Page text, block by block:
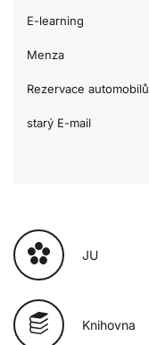
E-learning
Menza
Rezervace automobilů
starý E-mail
JU
Knihovna